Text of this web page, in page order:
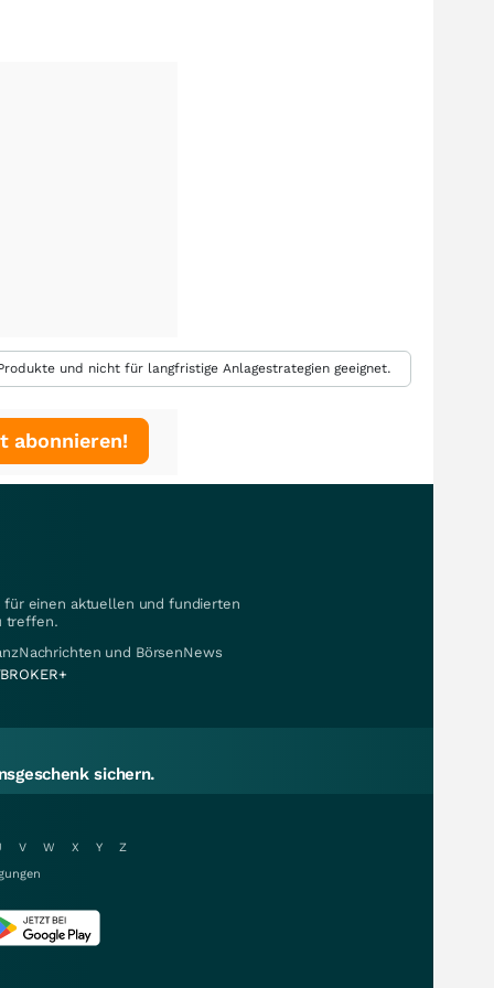
und nicht für langfristige Anlagestrategien geeignet.
abonnieren!
für einen aktuellen und fundierten
treffen.
und BörsenNews
sichern.
V W X Y
Z